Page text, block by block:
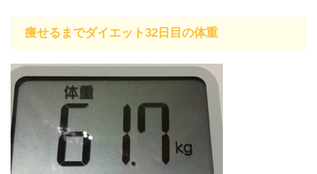
痩せるまでダイエット32日目の体重